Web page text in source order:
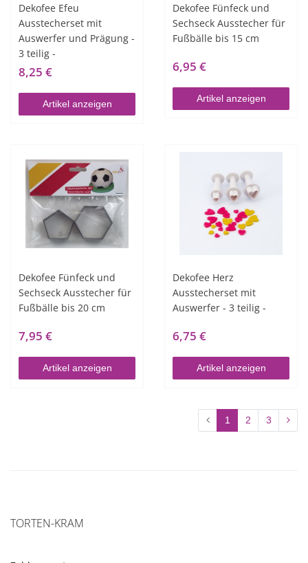
Dekofee Efeu
Ausstecherset mit
Auswerfer und Prägung -
3 teilig -
8,25 €
Artikel anzeigen
Dekofee Fünfeck und
Sechseck Ausstecher für
Fußbälle bis 15 cm
6,95 €
Artikel anzeigen
Dekofee Fünfeck und
Sechseck Ausstecher für
Fußbälle bis 20 cm
7,95 €
Artikel anzeigen
Dekofee Herz
Ausstecherset mit
Auswerfer - 3 teilig -
6,75 €
Artikel anzeigen
1 2 3
TORTEN-KRAM